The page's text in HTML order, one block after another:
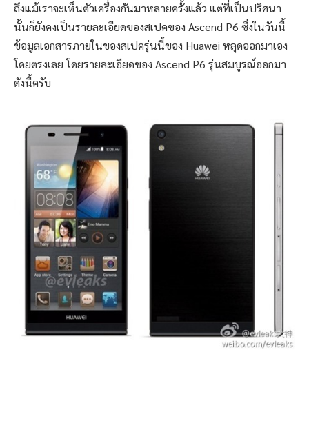
ถึงแม้เราจะเห็นตัวเครื่องกันมาหลายครั้งแล้ว แต่ที่เป็นปริศนา
นั้นก็ยังคงเป็นรายละเอียดของสเปคของ Ascend P6 ซึ่งในวันนี้
ข้อมูลเอกสารภายในของสเปครุ่นนี้ของ Huawei หลุดออกมาเอง
โดยตรงเลย โดยรายละเอียดของ Ascend P6 รุ่นสมบูรณ์ออกมา
ดังนี้ครับ